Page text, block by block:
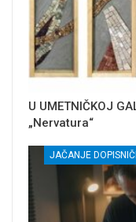
U UMETNIČKOJ
„Nervatura“